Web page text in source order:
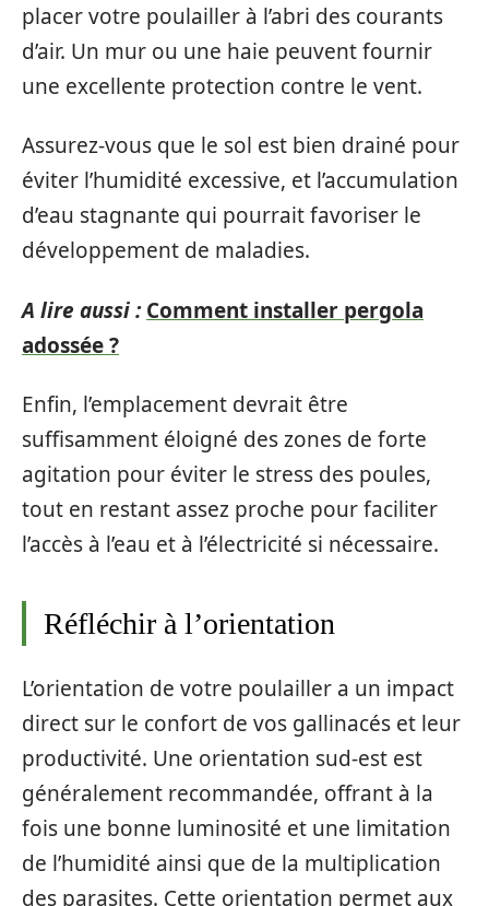
placer votre poulailler à l’abri des courants
d’air. Un mur ou une haie peuvent fournir
une excellente protection contre le vent.
Assurez-vous que le sol est bien drainé pour
éviter l’humidité excessive, et l’accumulation
d’eau stagnante qui pourrait favoriser le
développement de maladies.
A lire aussi : Comment installer pergola
adossée ?
Enfin, l’emplacement devrait être
suffisamment éloigné des zones de forte
agitation pour éviter le stress des poules,
tout en restant assez proche pour faciliter
l’accès à l’eau et à l’électricité si nécessaire.
Réfléchir à l’orientation
L’orientation de votre poulailler a un impact
direct sur le confort de vos gallinacés et leur
productivité. Une orientation sud-est est
généralement recommandée, offrant à la
fois une bonne luminosité et une limitation
de l’humidité ainsi que de la multiplication
des parasites. Cette orientation permet aux